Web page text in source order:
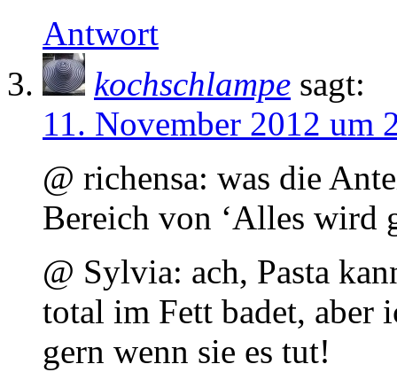
Antwort
kochschlampe sagt:
11. November 2012 um
@ richensa: was die
Bereich von ‘Alles wird
@ Sylvia: ach, Pasta
total im Fett badet, aber
gern wenn sie es tut!